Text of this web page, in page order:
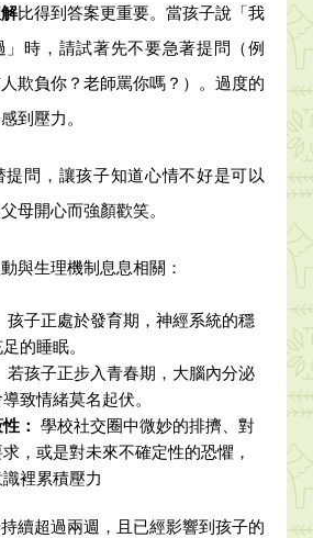
比得到答案更重要。當孩子說「我
時，請試著先不要急著提問（例
欺負你？老師罵你嗎？）。過度的
到壓力。
問，讓孩子知道心情不好是可以
母開心而強顏歡笑。
與生理機制息息相關：
孩子正處於發育期，神經系統的穩
的睡眠。
若孩子正步入青春期，大腦內分泌
致情緒莫名起伏。
：
學校社交圈中微妙的排擠、對
，或是對未來不確定性的恐懼，
裡累積壓力
續超過兩週，且已經影響到孩子的